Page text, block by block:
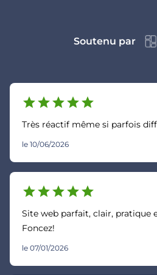
Soutenu par
starstarstarstarstar
Très réactif même si parfois
le 10/06/2026
starstarstarstarstar
Site web parfait, clair, pratique
Foncez!
le 07/01/2026